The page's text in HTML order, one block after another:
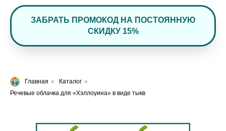
ЗАБРАТЬ ПРОМОКОД НА ПОСТОЯННУЮ
СКИДКУ 15%
Главная » Каталог »
Речевые облачка для «Хэллоуина» в виде тыкв